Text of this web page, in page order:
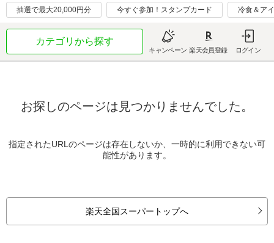
抽選で最大20,000円分 今すぐ参加！スタンプカード 冷食＆ア
カテゴリから探す
キャンペーン 楽天会員登録 ログイン
お探しのページは見つかりませんでした。
指定されたURLのページは存在しないか、一時的に利用できない可
能性があります。
楽天全国スーパートップへ